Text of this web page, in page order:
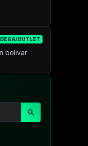
OUTLET
bolivar